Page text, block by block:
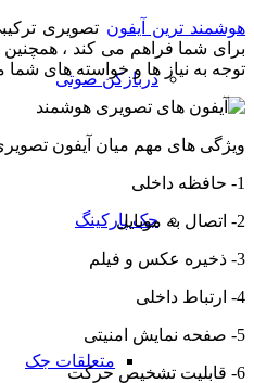
دربازکن صوتی
جک پارکینگ
متعلقات جک
هوشمند ترین آیفون تصویری
برای شما فراهم می کند ،
توجه به نیاز ها و خواسته های
ویژگی های مهم میان آیفون
1- حافظه داخلی
2- اتصال به موبایل
3- ذخیره عکس و فیلم
4- ارتباط داخلی
5- صفحه نمایش امنیتی
6- قابلیت تشخیص حرکت